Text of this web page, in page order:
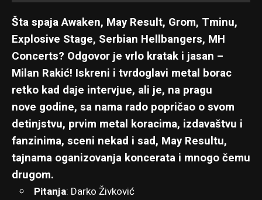
Šta spaja Awaken, May Result, Grom, Tminu,
Explosive Stage, Serbian Hellbangers, MH
Concerts? Odgovor je vrlo kratak i jasan –
Milan Rakić! Iskreni i tvrdoglavi metal borac
retko kad daje intervjue, ali je, na pragu
nove godine, sa nama rado popričao o svom
detinjstvu, prvim metal koracima, izdavaštvu i
fanzinima, sceni nekad i sad, May Resultu,
tajnama oganizovanja koncerata i mnogo čemu
drugom.
Pitanja: Darko Živković